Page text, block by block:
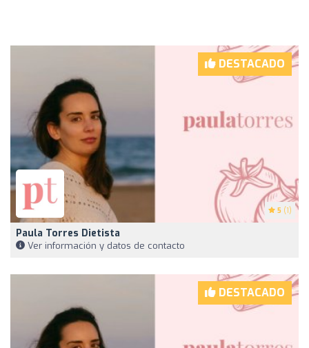
DESTACADO
5 (1)
Paula Torres Dietista
Ver información y datos de contacto
DESTACADO